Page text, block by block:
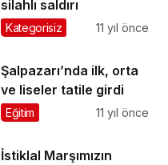
silahlı saldırı
Kategorisiz 11 yıl önce
Şalpazarı’nda ilk, orta
ve liseler tatile girdi
Eğitim 11 yıl önce
İstiklal Marşımızın